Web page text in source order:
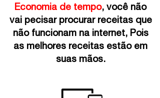
Economia de tempo, você não
vai pecisar procurar receitas que
não funcionam na internet, Pois
as melhores receitas estão em
suas mãos.